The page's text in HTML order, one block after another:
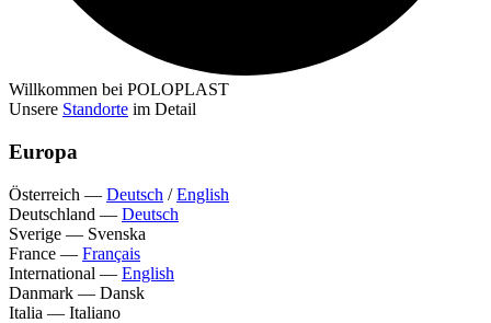
Willkommen bei POLOPLAST
Unsere Standorte im Detail
Europa
Österreich — Deutsch /English
Deutschland — Deutsch
Sverige — Svenska
France — Français
International — English
Danmark — Dansk
Italia — Italiano